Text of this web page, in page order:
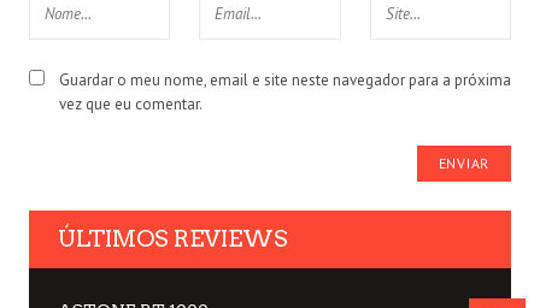
Guardar o meu nome, email e site neste navegador para a próxima
vez que eu comentar.
ÚLTIMOS REVIEWS